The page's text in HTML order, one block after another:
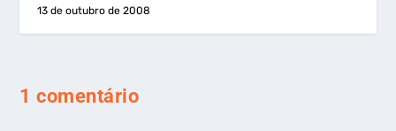
13 de outubro de 2008
1 comentário